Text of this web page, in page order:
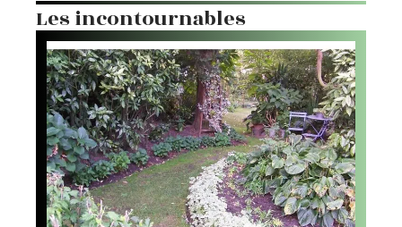
Les incontournables